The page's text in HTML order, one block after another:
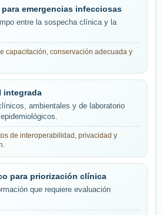
emergencias infecciosas
entre la sospecha clínica y la
capacitación, conservación adecuada y
integrada
ambientales y de laboratorio
de interoperabilidad, privacidad y
para priorización clínica
que requiere evaluación